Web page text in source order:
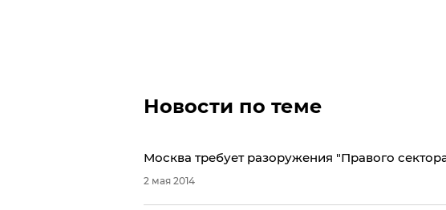
Новости по теме
Москва требует разоружения "Правого
2 мая 2014